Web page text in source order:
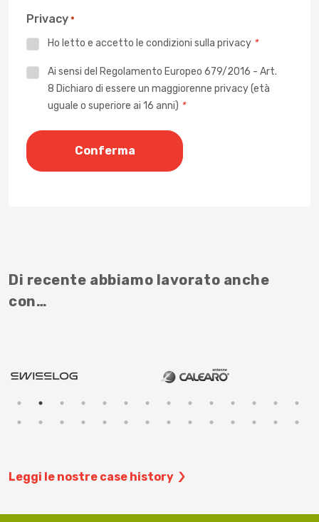
Privacy *
Ho letto e accetto le condizioni sulla privacy *
PrivacyAi sensi del Regolamento Europeo 679/2016 - Art.
8 Dichiaro di essere un maggiorenne privacy (età
uguale o superiore ai 16 anni) *
Di recente abbiamo lavorato anche
con…
Leggi le nostre case history